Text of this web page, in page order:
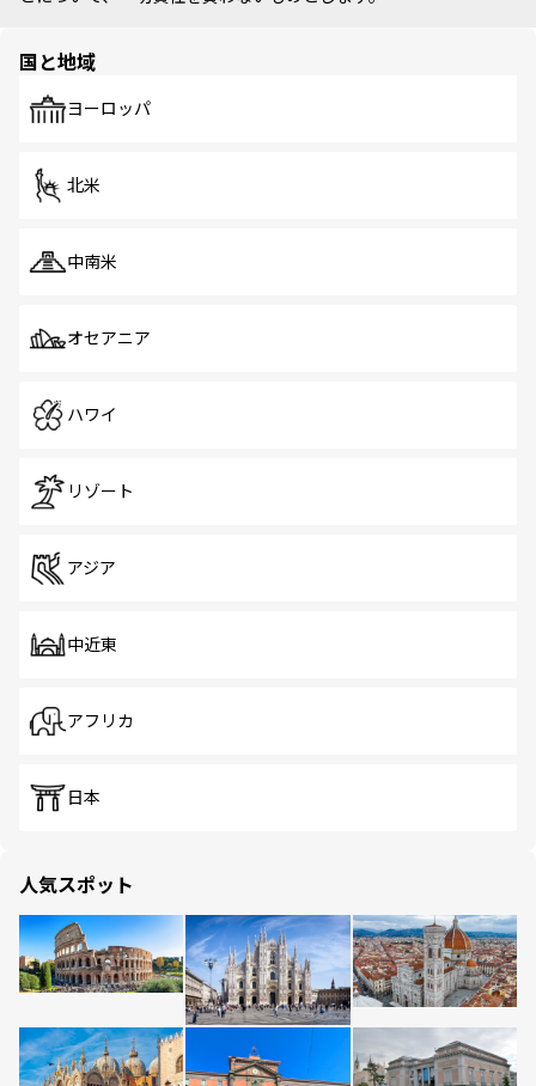
国と地域
ヨーロッパ
北米
中南米
オセアニア
ハワイ
リゾート
アジア
中近東
アフリカ
日本
人気スポット